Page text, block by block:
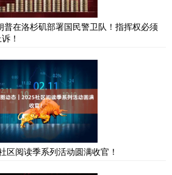
在洛杉矶部署国民警卫队！指挥权必须
！
区阅读季系列活动圆满收官！